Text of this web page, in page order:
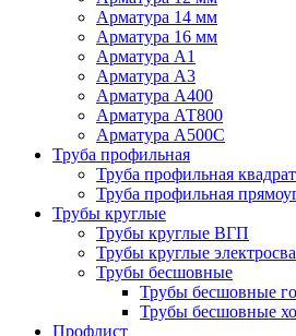
Арматура 14 мм
Арматура 16 мм
Арматура А1
Арматура А3
Арматура А400
Арматура АТ800
Арматура А500С
Труба профильная
Труба профильная
Труба профильная
Трубы круглые
Трубы круглые ВГП
Трубы круглые
Трубы бесшовные
Трубы бесшовные
Трубы бесшовные
Профлист